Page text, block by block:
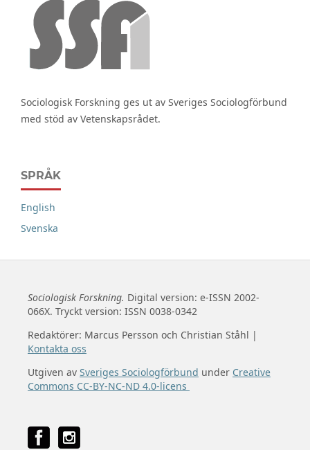
Sociologisk Forskning ges ut av Sveriges Sociologförbund
med stöd av Vetenskapsrådet.
SPRÅK
English
Svenska
Sociologisk Forskning. Digital version: e-ISSN 2002-
066X. Tryckt version: ISSN 0038-0342
Redaktörer: Marcus Persson och Christian Ståhl |
Kontakta oss
Utgiven av Sveriges Sociologförbund under Creative
Commons CC-BY-NC-ND 4.0-licens